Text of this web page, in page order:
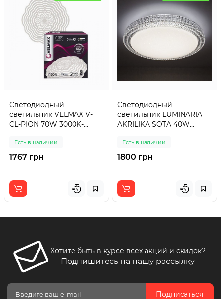
Светодиодный
светильник VELMAX V-
CL-PION 70W 3000K-
Есть в наличии
1767 грн
Светодиодный
светильник LUMINARIA
AKRILIKA SOTA 40W
Есть в наличии
1800 грн
Хотите быть в курсе всех акций и скидок?
Подпишитесь на нашу рассылку
Подписаться